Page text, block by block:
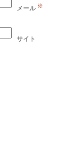
メール ※
サイト